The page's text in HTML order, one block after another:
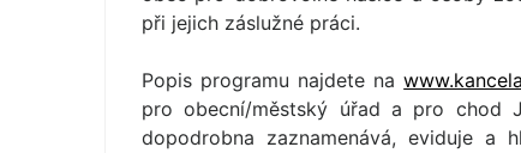
při jejich záslužné práci.
Popis programu najdete na
pro obecní/městský úřad a pro chod
dopodrobna zaznamenává, eviduje a